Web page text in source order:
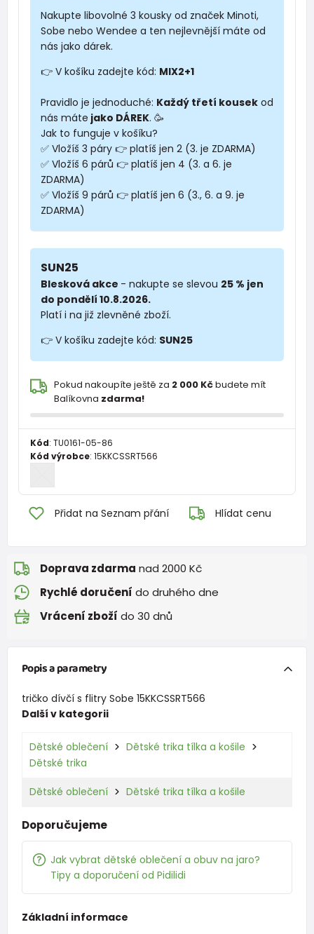
Nakupte libovolné 3 kousky od značek Minoti,
Sobe nebo Wendee a ten nejlevnější máte od
nás jako dárek.
👉 V košíku zadejte kód: MIX2+1
Pravidlo je jednoduché: Každý třetí kousek od
nás máte jako DÁREK. 🥳
Jak to funguje v košíku?
✅ Vložíš 3 páry 👉 platíš jen 2 (3. je ZDARMA)
✅ Vložíš 6 párů 👉 platíš jen 4 (3. a 6. je
ZDARMA)
✅ Vložíš 9 párů 👉 platíš jen 6 (3., 6. a 9. je
ZDARMA)
SUN25
Blesková akce - nakupte se slevou 25 % jen
do pondělí 10.8.2026.
Platí i na již zlevněné zboží.
👉 V košíku zadejte kód: SUN25
Pokud nakoupíte ještě za 2 000 Kčbudete mít
Balíkovna zdarma!
Kód: TU0161-05-86
Kód výrobce: 15KKCSSRT566
Přidat na Seznam přání Hlídat cenu
Doprava zdarma nad 2000 Kč
Rychlé doručení do druhého dne
Vrácení zboží do 30 dnů
Popis a parametry
tričko dívčí s flitry Sobe 15KKCSSRT566
Další v kategorii
Dětské oblečení
Dětské trika tílka a košile
Dětské trika
Dětské oblečení Dětské trika tílka a košile
Doporučujeme
Jak vybrat dětské oblečení a obuv na jaro?
Tipy a doporučení od Pidilidi
Základní informace